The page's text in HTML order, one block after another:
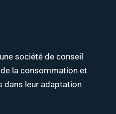
société de conseil
la consommation et
dans leur adaptation